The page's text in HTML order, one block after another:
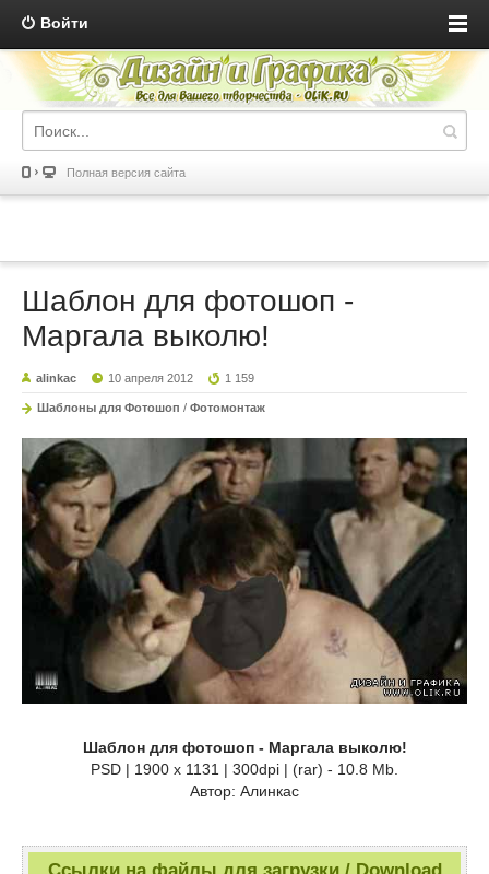
Войти
Полная версия сайта
Шаблон для фотошоп -
Маргала выколю!
alinkac 10 апреля 2012 1 159
Шаблоны для Фотошоп / Фотомонтаж
Шаблон для фотошоп - Маргала выколю!
PSD | 1900 x 1131 | 300dpi | (rar) - 10.8 Mb.
Автор: Алинкас